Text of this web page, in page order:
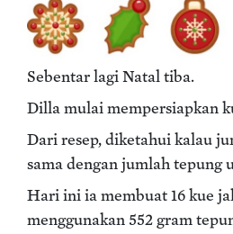
Sebentar lagi Natal tiba.
Dilla mulai mempersiapkan
Dari resep, diketahui kalau
sama dengan jumlah tepung
Hari ini ia membuat 16 kue
menggunakan 552 gram